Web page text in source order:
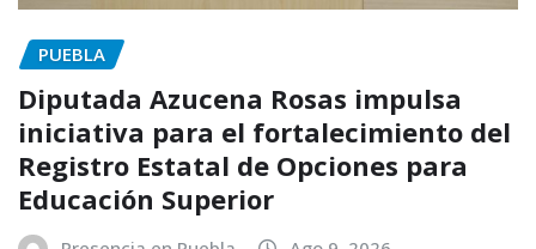
PUEBLA
Diputada Azucena Rosas impulsa
iniciativa para el fortalecimiento del
Registro Estatal de Opciones para
Educación Superior